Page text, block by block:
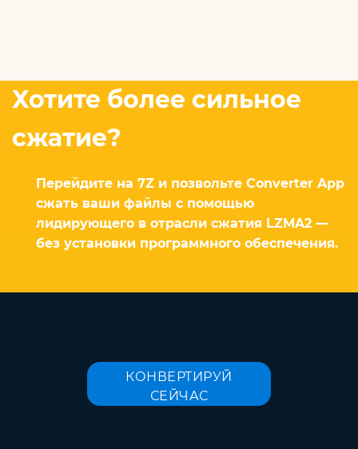
Хотите более сильное
сжатие?
Перейдите на 7Z и позвольте Converter App
сжать ваши файлы с помощью
лидирующего в отрасли сжатия LZMA2 —
без установки программного обеспечения.
КОНВЕРТИРУЙ
СЕЙЧАС